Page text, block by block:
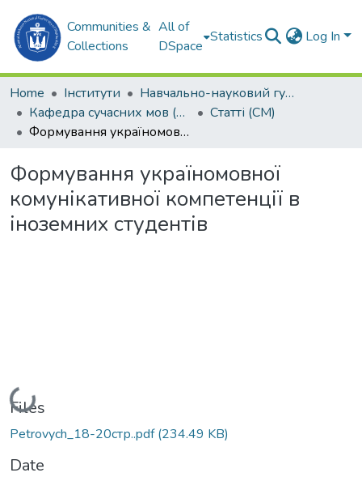
Communities &
Collections
All of
DSpace
Statistics Log In
Home Інститути
Навчально-науковий гуманітарний інститут (ННГІ)
Кафедра сучасних мов (СМ)
Статті (СМ)
Формування україномовної комунікативної компетенції в іноземних студентів
Формування україномовної
комунікативної компетенції в
іноземних студентів
Loading...
Files
Petrovych_18-20стр..pdf(234.49 KB)
Date